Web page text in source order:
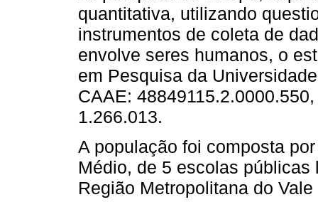
quantitativa, utilizando
instrumentos de coleta de
envolve seres humanos, o
em Pesquisa da
CAAE:
1.266.013.
A população foi composta
Médio, de 5 escolas
Região Metropolitana do